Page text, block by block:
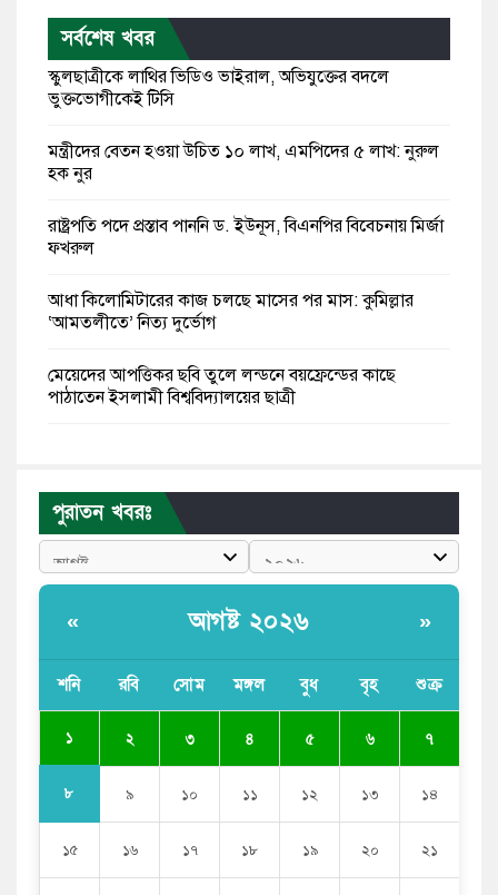
সর্বশেষ খবর
স্কুলছাত্রীকে লাথির ভিডিও ভাইরাল, অভিযুক্তের বদলে
ভুক্তভোগীকেই টিসি
মন্ত্রীদের বেতন হওয়া উচিত ১০ লাখ, এমপিদের ৫ লাখ: নুরুল
হক নুর
রাষ্ট্রপতি পদে প্রস্তাব পাননি ড. ইউনূস, বিএনপির বিবেচনায় মির্জা
ফখরুল
আধা কিলোমিটারের কাজ চলছে মাসের পর মাস: কুমিল্লার
‘আমতলীতে’ নিত্য দুর্ভোগ
মেয়েদের আপত্তিকর ছবি তুলে লন্ডনে বয়ফ্রেন্ডের কাছে
পাঠাতেন ইসলামী বিশ্ববিদ্যালয়ের ছাত্রী
পাঁচ দেশি মাছে মিলল মাইক্রোপ্লাস্টিক, সবচেয়ে বেশি কই মাছে
বাংলাদেশী কর্মীদের আকামা নিয়ে বড় সুখবর দিলো সৌদি
সজীব ওয়াজেদ জয়
পুরাতন খবরঃ
« আগষ্ট ২০২৬ »
শনি রবি সোম মঙ্গল বুধ বৃহ শুক্র
১ ২ ৩ ৪ ৫ ৬ ৭
৮ ৯ ১০ ১১ ১২ ১৩ ১৪
১৫ ১৬ ১৭ ১৮ ১৯ ২০ ২১